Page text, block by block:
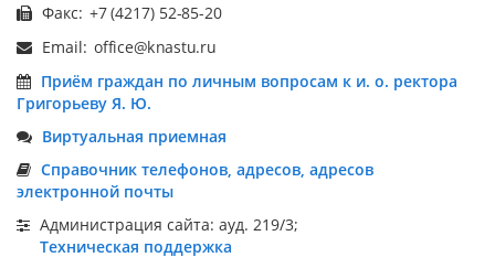
Факс:
Email:
Приём граждан по личным вопросам к и. о. ректора
Григорьеву Я. Ю.
Виртуальная приемная
Справочник телефонов, адресов, адресов
электронной почты
Администрация сайта: ауд. 219/3;
Техническая поддержка